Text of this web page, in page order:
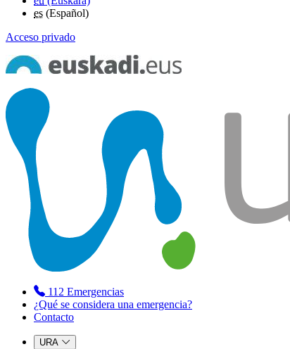
es (Español)
Acceso privado
112 Emergencias
¿Qué se considera una emergencia?
Contacto
URA